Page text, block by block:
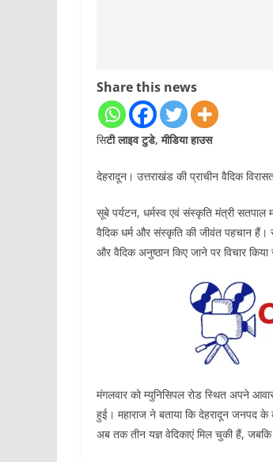
Share this news
सिटी लाइव टुडे, मीडिया हाउस
देहरादून। उत्तराखंड की प्राचीन वैदिक
सूबे पर्यटन, धर्मस्व एवं संस्कृति मंत्री सतपाल
वैदिक धर्म और संस्कृति की जीवंत पहचान हैं।
और वैदिक अनुष्ठान किए जाने पर विचार किया
मंगलवार को म्युनिसिपल रोड स्थित अपने
हुई। महाराज ने बताया कि देहरादून जनपद के
अब तक तीन यज्ञ वेदिकाएं मिल चुकी हैं, जबकि